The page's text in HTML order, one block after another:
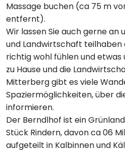
Massage buchen (ca 75 m
entfernt).
Wir lassen Sie auch gerne an
und Landwirtschaft teilhaben
richtig wohl fühlen und etwas
zu Hause und die
Mitterberg gibt es viele
Spaziermöglichkeiten, über
informieren.
Der Berndlhof ist ein
Stück Rindern, davon ca 06
aufgeteilt in Kalbinnen und